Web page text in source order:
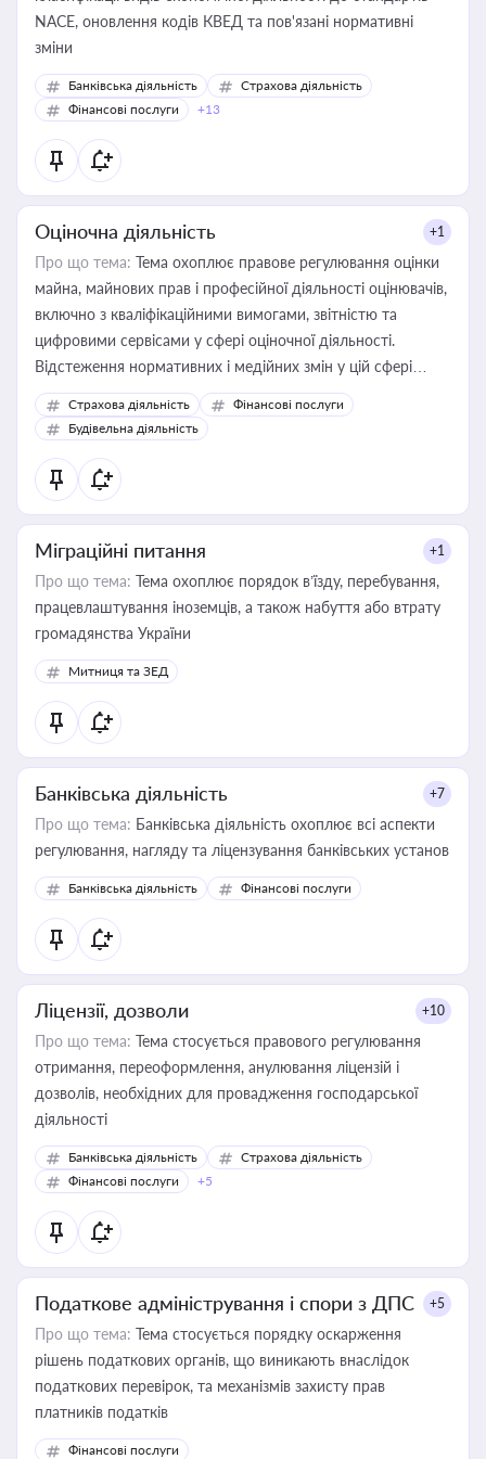
NACE, оновлення кодів КВЕД та пов'язані нормативні
зміни
Банківська діяльність
Страхова діяльність
Фінансові послуги
+13
Оціночна діяльність +1
Про що тема: Тема охоплює правове регулювання оцінки
майна, майнових прав і професійної діяльності оцінювачів,
включно з кваліфікаційними вимогами, звітністю та
цифровими сервісами у сфері оціночної діяльності.
Відстеження нормативних і медійних змін у цій сфері
корисне для власника бізнесу, керівника, юриста або
бухгалтера під час оподаткування, приватизації, оренди
державного майна, корпоративних угод і перевірки
статусу суб'єктів оціночної діяльності
Страхова діяльність
Фінансові послуги
Будівельна діяльність
Міграційні питання +1
Про що тема: Тема охоплює порядок в’їзду, перебування,
працевлаштування іноземців, а також набуття або втрату
громадянства України
Митниця та ЗЕД
Банківська діяльність +7
Про що тема: Банківська діяльність охоплює всі аспекти
регулювання, нагляду та ліцензування банківських установ
Банківська діяльність Фінансові послуги
Ліцензії, дозволи +10
Про що тема: Тема стосується правового регулювання
отримання, переоформлення, анулювання ліцензій і
дозволів, необхідних для провадження господарської
діяльності
Банківська діяльність
Страхова діяльність
Фінансові послуги
+5
Податкове адміністрування і спори з ДПС +5
Про що тема: Тема стосується порядку оскарження
рішень податкових органів, що виникають внаслідок
податкових перевірок, та механізмів захисту прав
платників податків
Фінансові послуги